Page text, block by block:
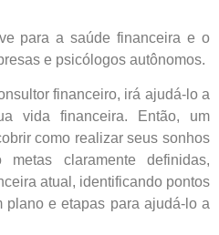
para a saúde financeira e o
e psicólogos autônomos.
financeiro, irá ajudá-lo a
vida financeira. Então, um
como realizar seus sonhos
metas claramente definidas,
atual, identificando pontos
plano e etapas para ajudá-lo a